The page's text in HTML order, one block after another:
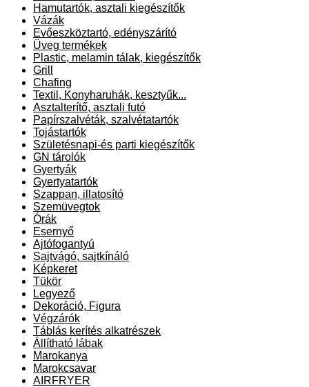
Hamutartók, asztali kiegészítők
Vázák
Evőeszköztartó, edényszárító
Üveg termékek
Plastic, melamin tálak, kiegészítők
Grill
Chafing
Textil, Konyharuhák, kesztyűk...
Asztalterítő, asztali futó
Papírszalvéták, szalvétatartók
Tojástartók
Születésnapi-és parti kiegészítők
GN tárolók
Gyertyák
Gyertyatartók
Szappan, illatosító
Szemüvegtok
Órák
Esernyő
Ajtófogantyú
Sajtvágó, sajtkínáló
Képkeret
Tükör
Legyező
Dekoráció, Figura
Végzárók
Táblás kerítés alkatrészek
Állítható lábak
Marokanya
Marokcsavar
AIRFRYER